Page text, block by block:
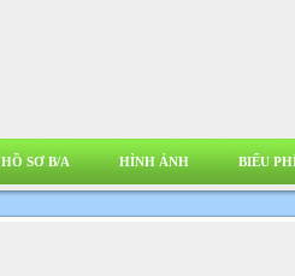
HỒ SƠ B/A HÌNH ẢNH BIỂU